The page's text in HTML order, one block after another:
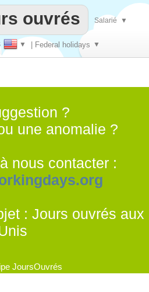
que
▼ | Federal holidays ▼
ouvrés Salarié ▼
?
une anomalie ?
nous contacter :
: Jours ouvrés aux
JoursOuvrés